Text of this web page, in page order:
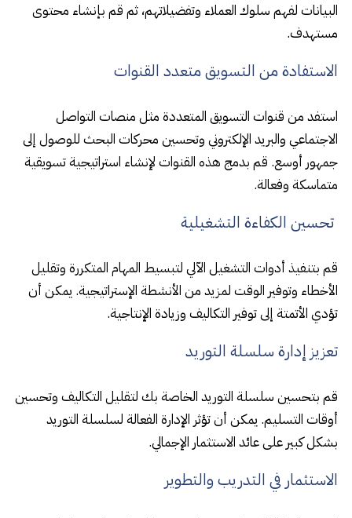
البيانات لفهم سلوك العملاء وتفضيلاتهم، ثم قم بإنشاء محتوى
مستهدف.
الاستفادة من التسويق متعدد القنوات
استفد من قنوات التسويق المتعددة مثل منصات التواصل
الاجتماعي والبريد الإلكتروني وتحسين محركات البحث للوصول إلى
جمهور أوسع. قم بدمج هذه القنوات لإنشاء استراتيجية تسويقية
متماسكة وفعالة.
تحسين الكفاءة التشغيلية
قم بتنفيذ أدوات التشغيل الآلي لتبسيط المهام المتكررة وتقليل
الأخطاء وتوفير الوقت لمزيد من الأنشطة الإستراتيجية. يمكن أن
تؤدي الأتمتة إلى توفير التكاليف وزيادة الإنتاجية.
تعزيز إدارة سلسلة التوريد
قم بتحسين سلسلة التوريد الخاصة بك لتقليل التكاليف وتحسين
أوقات التسليم. يمكن أن تؤثر الإدارة الفعالة لسلسلة التوريد
بشكل كبير على عائد الاستثمار الإجمالي.
الاستثمار في التدريب والتطوير